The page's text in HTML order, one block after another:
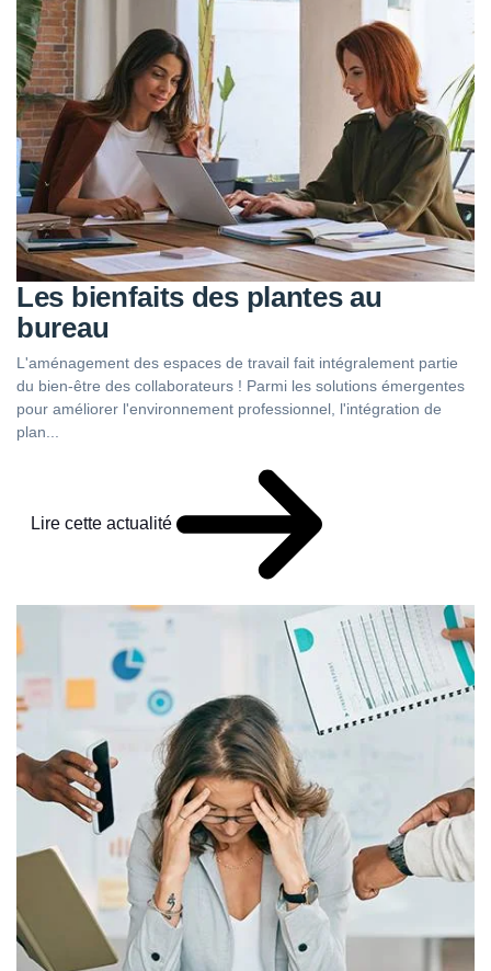
Les bienfaits des plantes au
bureau
L'aménagement des espaces de travail fait intégralement partie
du bien-être des collaborateurs ! Parmi les solutions émergentes
pour améliorer l'environnement professionnel, l'intégration de
plan...
Lire cette actualité